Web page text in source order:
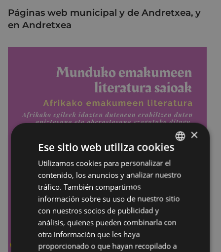
Páginas web municipal y de Andretxea, y
en Andretxea
BASQUE
SPANISH
×
Ese sitio web utiliza cookies
Utilizamos cookies para personalizar el
contenido, los anuncios y analizar nuestro
tráfico. También compartimos
información sobre su uso de nuestro sitio
con nuestros socios de publicidad y
análisis, quienes pueden combinarla con
otra información que les haya
proporcionado o que hayan recopilado a